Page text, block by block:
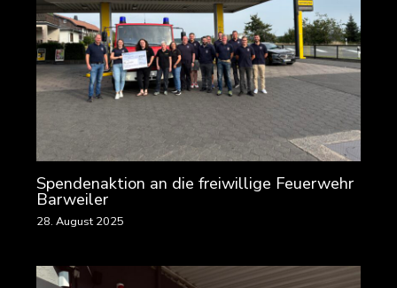
Spendenaktion an die freiwillige Feuerwehr
Barweiler
28. August 2025